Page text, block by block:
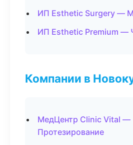
ИП Esthetic Surgery —
ИП Esthetic Premium —
Компании в
МедЦентр Clinic Vital —
Протезирование